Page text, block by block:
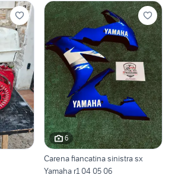
6
Carena fiancatina sinistra sx
Yamaha r1 04 05 06